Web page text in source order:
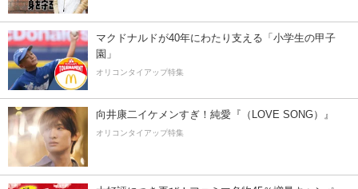
マクドナルドが40年にわたり支える「小学生の甲子
園」
オリコンタイアップ特集
向井康二イケメンすぎ！純愛『（LOVE SONG）』
オリコンタイアップ特集